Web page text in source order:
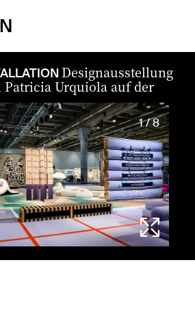
Designausstellung
Patricia Urquiola auf der
1 / 8